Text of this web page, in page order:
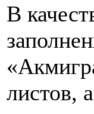
В
листов,